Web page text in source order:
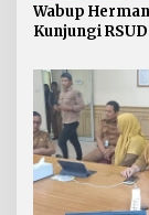
Wabup
Kunjungi
Pelayanan